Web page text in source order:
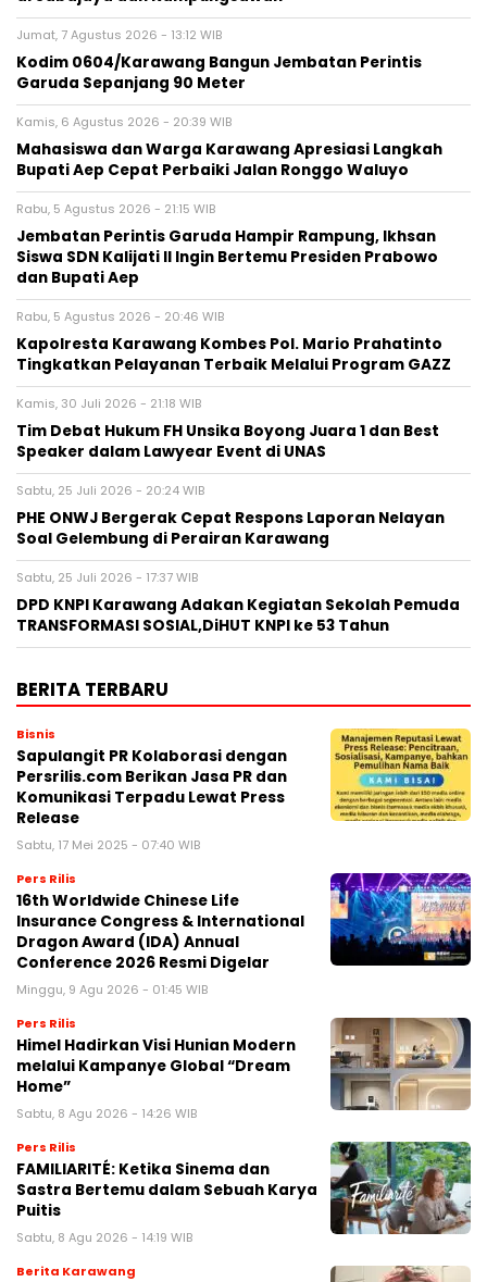
Jumat, 7 Agustus 2026 - 13:12 WIB
Kodim 0604/Karawang Bangun Jembatan Perintis
Garuda Sepanjang 90 Meter
Kamis, 6 Agustus 2026 - 20:39 WIB
Mahasiswa dan Warga Karawang Apresiasi Langkah
Bupati Aep Cepat Perbaiki Jalan Ronggo Waluyo
Rabu, 5 Agustus 2026 - 21:15 WIB
Jembatan Perintis Garuda Hampir Rampung, Ikhsan
Siswa SDN Kalijati II Ingin Bertemu Presiden Prabowo
dan Bupati Aep
Rabu, 5 Agustus 2026 - 20:46 WIB
Kapolresta Karawang Kombes Pol. Mario Prahatinto
Tingkatkan Pelayanan Terbaik Melalui Program GAZZ
Kamis, 30 Juli 2026 - 21:18 WIB
​Tim Debat Hukum FH Unsika Boyong Juara 1 dan Best
Speaker dalam Lawyear Event di UNAS
Sabtu, 25 Juli 2026 - 20:24 WIB
PHE ONWJ Bergerak Cepat Respons Laporan Nelayan
Soal Gelembung di Perairan Karawang
Sabtu, 25 Juli 2026 - 17:37 WIB
DPD KNPI Karawang Adakan Kegiatan Sekolah Pemuda
TRANSFORMASI SOSIAL,DiHUT KNPI ke 53 Tahun
BERITA TERBARU
Bisnis
Sapulangit PR Kolaborasi dengan
Persrilis.com Berikan Jasa PR dan
Komunikasi Terpadu Lewat Press
Release
Sabtu, 17 Mei 2025 - 07:40 WIB
Pers Rilis
16th Worldwide Chinese Life
Insurance Congress & International
Dragon Award (IDA) Annual
Conference 2026 Resmi Digelar
Minggu, 9 Agu 2026 - 01:45 WIB
Pers Rilis
Himel Hadirkan Visi Hunian Modern
melalui Kampanye Global “Dream
Home”
Sabtu, 8 Agu 2026 - 14:26 WIB
Pers Rilis
FAMILIARITÉ: Ketika Sinema dan
Sastra Bertemu dalam Sebuah Karya
Puitis
Sabtu, 8 Agu 2026 - 14:19 WIB
Berita Karawang